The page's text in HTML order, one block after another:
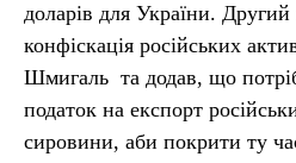
доларів для України.
конфіскація російських
Шмигаль та додав, що
податок на експорт
сировини, аби покрити ту